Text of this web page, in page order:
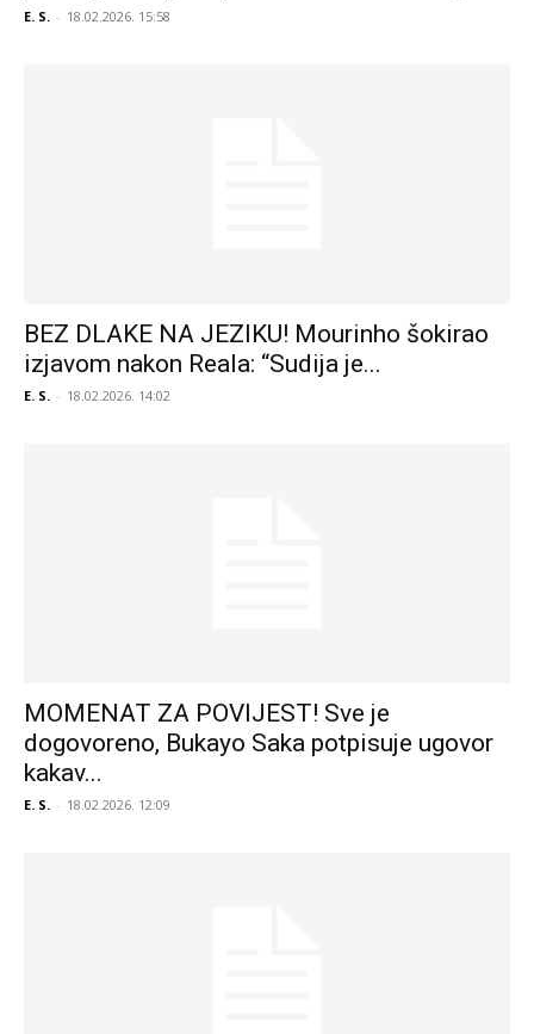
E. S. - 18.02.2026. 15:58
BEZ DLAKE NA JEZIKU! Mourinho šokirao
izjavom nakon Reala: “Sudija je...
E. S. - 18.02.2026. 14:02
MOMENAT ZA POVIJEST! Sve je
dogovoreno, Bukayo Saka potpisuje ugovor
kakav...
E. S. - 18.02.2026. 12:09